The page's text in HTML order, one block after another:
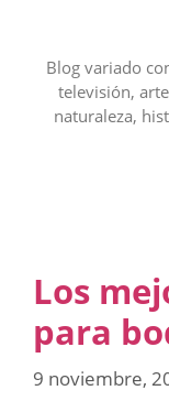
contenidoBlog variado
televisión,
naturaleza,
Los
para
9 noviembre,